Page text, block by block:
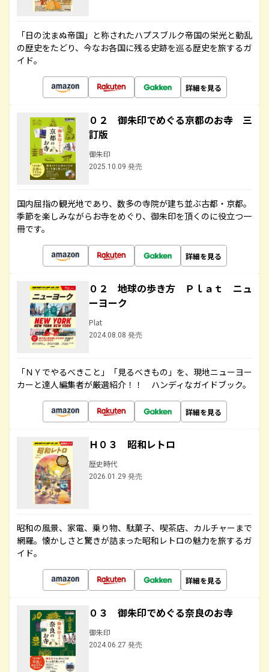
「日の沈まぬ帝国」と称されたハプスブルク帝国の栄光と動乱
の歴史をたどり、今なお各国に残る史跡を巡る歴史を旅するガ
イド。
詳細を見る
０２ 御朱印でめぐる京都のお寺 三
訂版
御朱印
2025.10.09 発売
国内屈指の観光地であり、数多の寺院が建ち並ぶ古都・京都。
季節を楽しみながらお寺をめぐり、御朱印を頂くのに役立つ一
冊です。
詳細を見る
０２ 地球の歩き方 Ｐｌａｔ ニュ
ーヨーク
Plat
2024.08.08 発売
「ＮＹでやるべきこと」「見るべきもの」を、現地ニューヨー
カーと達人編集者が厳選紹介！！ ハンディなガイドブック。
詳細を見る
Ｈ０３ 昭和レトロ
歴史時代
2026.01.29 発売
昭和の風景、家電、乗り物、駄菓子、喫茶店、カルチャーまで
網羅。懐かしさと驚きが詰まった昭和レトロの魅力を旅するガ
イド。
詳細を見る
０３ 御朱印でめぐる奈良のお寺
御朱印
2024.06.27 発売